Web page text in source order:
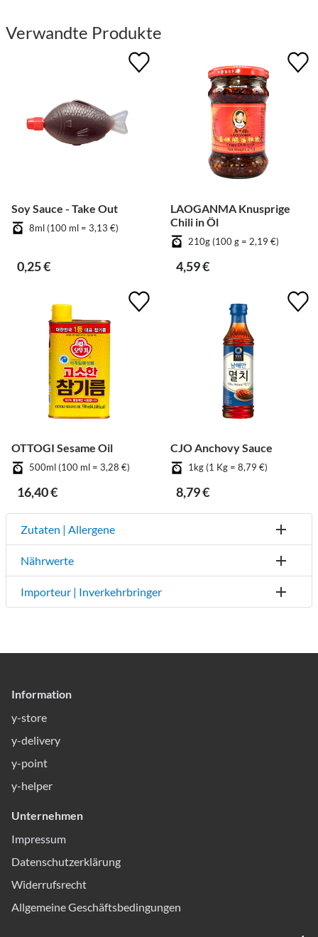
Verwandte Produkte
Soy Sauce - Take Out
8ml (100 ml = 3,13 €)
0,25 €
LAOGANMA Knusprige
Chili in Öl
210g (100 g = 2,19 €)
4,59 €
OTTOGI Sesame Oil
500ml (100 ml = 3,28 €)
16,40 €
CJO Anchovy Sauce
1kg (1 Kg = 8,79 €)
8,79 €
Zutaten | Allergene
Nährwerte
Importeur | Inverkehrbringer
Information
y-store
y-delivery
y-point
y-helper
Unternehmen
Impressum
Datenschutzerklärung
Widerrufsrecht
Allgemeine Geschäftsbedingungen